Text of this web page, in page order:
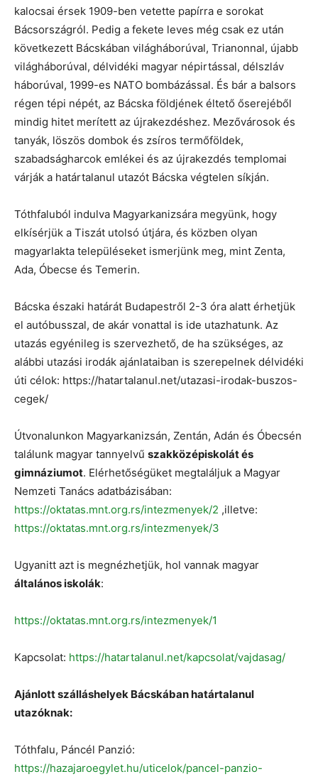
kalocsai érsek 1909-ben vetette papírra e sorokat
Bácsországról. Pedig a fekete leves még csak ez után
következett Bácskában világháborúval, Trianonnal, újabb
világháborúval, délvidéki magyar népirtással, délszláv
háborúval, 1999-es NATO bombázással. És bár a balsors
régen tépi népét, az Bácska földjének éltető őserejéből
mindig hitet merített az újrakezdéshez. Mezővárosok és
tanyák, löszös dombok és zsíros termőföldek,
szabadságharcok emlékei és az újrakezdés templomai
várják a határtalanul utazót Bácska végtelen síkján.
Tóthfaluból indulva Magyarkanizsára megyünk, hogy
elkísérjük a Tiszát utolsó útjára, és közben olyan
magyarlakta településeket ismerjünk meg, mint Zenta,
Ada, Óbecse és Temerin.
Bácska északi határát Budapestről 2-3 óra alatt érhetjük
el autóbusszal, de akár vonattal is ide utazhatunk. Az
utazás egyénileg is szervezhető, de ha szükséges, az
alábbi utazási irodák ajánlataiban is szerepelnek délvidéki
úti célok: https://hatartalanul.net/utazasi-irodak-buszos-
cegek/
Útvonalunkon Magyarkanizsán, Zentán, Adán és Óbecsén
találunk magyar tannyelvű szakközépiskolát és
gimnáziumot. Elérhetőségüket megtaláljuk a Magyar
Nemzeti Tanács adatbázisában:
https://oktatas.mnt.org.rs/intezmenyek/2 ,illetve:
https://oktatas.mnt.org.rs/intezmenyek/3
Ugyanitt azt is megnézhetjük, hol vannak magyar
általános iskolák:
https://oktatas.mnt.org.rs/intezmenyek/1
Kapcsolat: https://hatartalanul.net/kapcsolat/vajdasag/
Ajánlott szálláshelyek Bácskában határtalanul
utazóknak:
Tóthfalu, Páncél Panzió:
https://hazajaroegylet.hu/uticelok/pancel-panzio-